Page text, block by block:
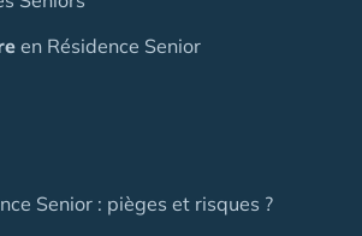
en Résidence Senior
Senior : pièges et risques ?